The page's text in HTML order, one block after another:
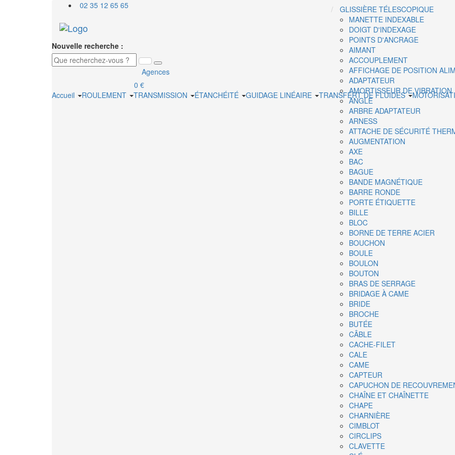
02 35 12 65 65
Nouvelle recherche :
Agences
0 €
Accueil
ROULEMENT TRANSMISSION ÉTANCHÉITÉ GUIDAGE LINÉAIRE TRANSFERT DE FLUIDES
GLISSIÈRE TÉLESCOPIQUE
MANETTE INDEXABLE
DOIGT D'INDEXAGE
POINTS D'ANCRAGE
AIMANT
ACCOUPLEMENT
AFFICHAGE DE POSITION
ADAPTATEUR
AMORTISSEUR DE VIBRATION
ANGLE
ARBRE ADAPTATEUR
ARNESS
ATTACHE DE SÉCURITÉ
AUGMENTATION
AXE
BAC
BAGUE
BANDE MAGNÉTIQUE
BARRE RONDE
PORTE ÉTIQUETTE
BILLE
BLOC
BORNE DE TERRE ACIER
BOUCHON
BOULE
BOULON
BOUTON
BRAS DE SERRAGE
BRIDAGE À CAME
BRIDE
BROCHE
BUTÉE
CÂBLE
CACHE-FILET
CALE
CAME
CAPTEUR
CAPUCHON DE
CHAÎNE ET CHAÎNETTE
CHAPE
CHARNIÈRE
CIMBLOT
CIRCLIPS
CLAVETTE